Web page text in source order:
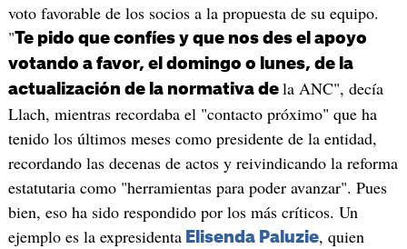
voto favorable de los socios a la propuesta de su equipo.
"Te pido que confíes y que nos des el apoyo
votando a favor, el domingo o lunes, de la
actualización de la normativa de la ANC", decía
Llach, mientras recordaba el "contacto próximo" que ha
tenido los últimos meses como presidente de la entidad,
recordando las decenas de actos y reivindicando la reforma
estatutaria como "herramientas para poder avanzar". Pues
bien, eso ha sido respondido por los más críticos. Un
ejemplo es la expresidenta Elisenda Paluzie, quien